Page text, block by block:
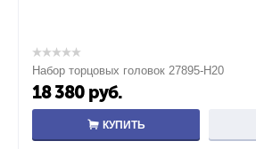
Набор торцовых головок 27895-H20
18 380 руб.
КУПИТЬ